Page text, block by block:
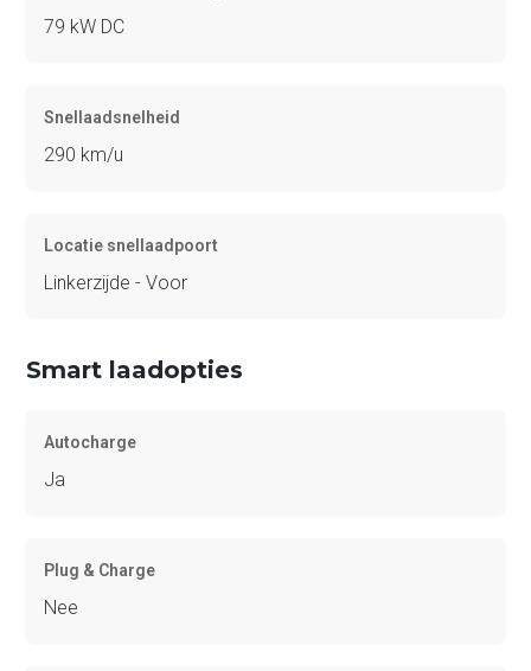
79 kW DC
Snellaadsnelheid
290 km/u
Locatie snellaadpoort
Linkerzijde - Voor
Smart laadopties
Autocharge
Ja
Plug & Charge
Nee